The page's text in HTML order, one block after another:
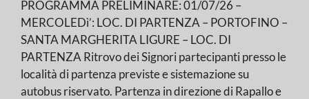
PROGRAMMA PRELIMINARE: 01/07/26 –
MERCOLEDì’: LOC. DI PARTENZA – PORTOFINO –
SANTA MARGHERITA LIGURE – LOC. DI
PARTENZA Ritrovo dei Signori partecipanti presso le
località di partenza previste e sistemazione su
autobus riservato. Partenza in direzione di Rapallo e